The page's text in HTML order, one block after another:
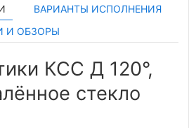
ВАРИАНТЫ ИСПОЛНЕНИЯ
И ОБЗОРЫ
КСС Д 120°,
стекло